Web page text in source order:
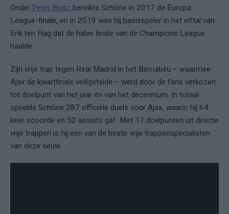
Onder Peter Bosz bereikte Schöne in 2017 de Europa
League-finale, en in 2019 was hij basisspeler in het elftal van
Erik ten Hag dat de halve finale van de Champions League
haalde.
Zijn vrije trap tegen Real Madrid in het Bernabéu – waarmee
Ajax de kwartfinale veiligstelde – werd door de fans verkozen
tot doelpunt van het jaar én van het decennium. In totaal
speelde Schöne 287 officiële duels voor Ajax, waarin hij 64
keer scoorde en 52 assists gaf. Met 17 doelpunten uit directe
vrije trappen is hij een van de beste vrije trappenspecialisten
van deze eeuw.